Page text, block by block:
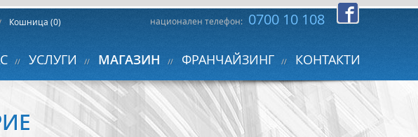
национален телефон: 0700 10 108
Кошница (0)
УСЛУГИ МАГАЗИН ФРАНЧАЙЗИНГ КОНТАКТИ